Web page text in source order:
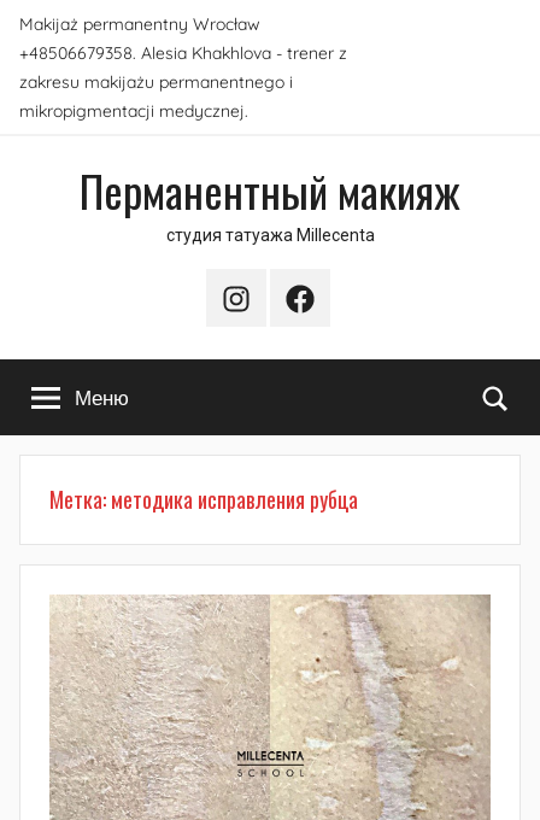
Перейти
содержимому
Makijaż permanentny Wrocław
+48506679358. Alesia Khakhlova - trener z
zakresu makijażu permanentnego i
mikropigmentacji medycznej.
Перманентный макияж
студия татуажа Millecenta
InstagramFacebook
Меню
Метка:методика исправления рубца